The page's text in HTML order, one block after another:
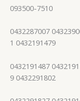
093500-7510
0432287007
1 0432191479
0432191487
9 0432291802